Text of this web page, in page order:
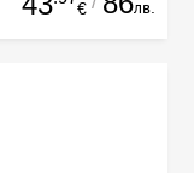
€ лв.